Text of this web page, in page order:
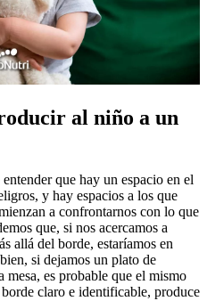
al niño a un
que hay un espacio en el
y hay espacios a los que
a confrontarnos con lo que
que, si nos acercamos a
allá del borde, estaríamos en
si dejamos un plato de
mesa, es probable que el mismo
claro e identificable, produce